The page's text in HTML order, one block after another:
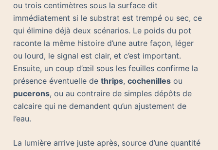
ou trois centimètres sous la surface dit
immédiatement si le substrat est trempé ou sec, ce
qui élimine déjà deux scénarios. Le poids du pot
raconte la même histoire d’une autre façon, léger
ou lourd, le signal est clair, et c’est important.
Ensuite, un coup d’œil sous les feuilles confirme la
présence éventuelle de thrips, cochenillesou
pucerons, ou au contraire de simples dépôts de
calcaire qui ne demandent qu’un ajustement de
l’eau.
La lumière arrive juste après, source d’une quantité